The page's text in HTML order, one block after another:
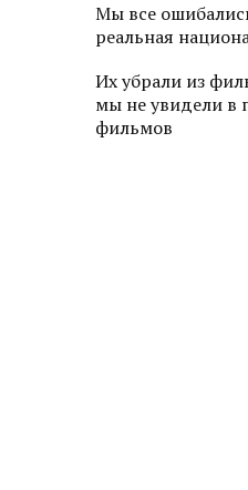
Мы все
реальная
Их убрали из
мы не увидели в
фильмов